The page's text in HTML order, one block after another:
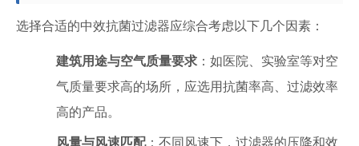
选择合适的中效抗菌过滤器应综合考虑以下几个因素：
建筑用途与空气质量要求 ：如医院、实验室等对空
气质量要求高的场所，应选用抗菌率高、过滤效率
高的产品。
风量与风速匹配：不同风速下，过滤器的压降和效